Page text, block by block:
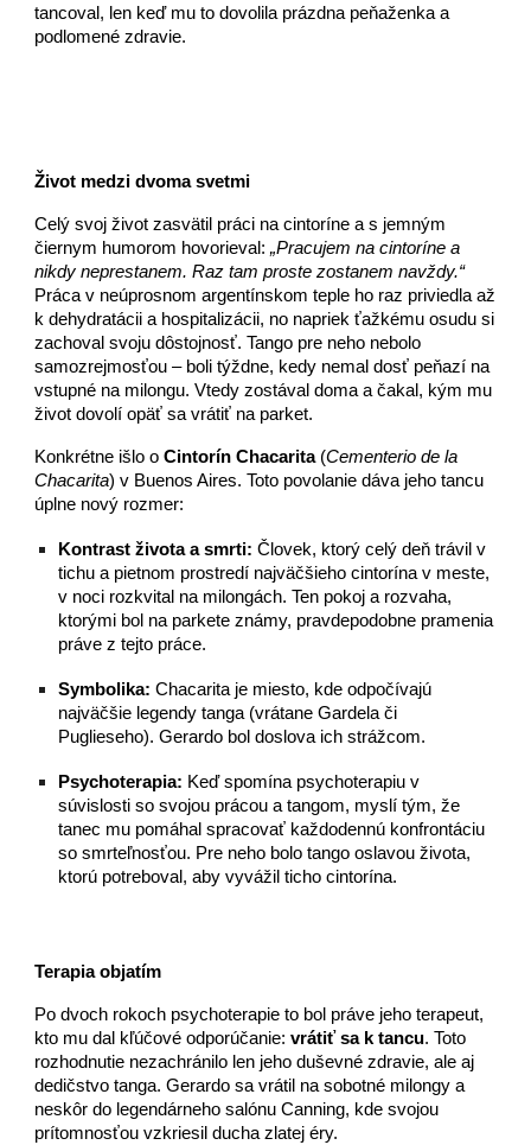
tancoval, len keď mu to dovolila prázdna peňaženka a
podlomené zdravie.
Život medzi dvoma svetmi
Celý svoj život zasvätil práci na cintoríne a s jemným
čiernym humorom hovorieval:„Pracujem na cintoríne a
nikdy neprestanem. Raz tam proste zostanem navždy.“
Práca v neúprosnom argentínskom teple ho raz priviedla až
k dehydratácii a hospitalizácii, no napriek ťažkému osudu si
zachoval svoju dôstojnosť. Tango pre neho nebolo
samozrejmosťou – boli týždne, kedy nemal dosť peňazí na
vstupné na milongu. Vtedy zostával doma a čakal, kým mu
život dovolí opäť sa vrátiť na parket.
Konkrétne išlo oCintorín Chacarita(Cementerio de la
Chacarita) v Buenos Aires. Toto povolanie dáva jeho tancu
úplne nový rozmer:
Kontrast života a smrti: Človek, ktorý celý deň trávil v
tichu a pietnom prostredí najväčšieho cintorína v meste,
v noci rozkvital na milongách. Ten pokoj a rozvaha,
ktorými bol na parkete známy, pravdepodobne pramenia
práve z tejto práce.
Symbolika: Chacarita je miesto, kde odpočívajú
najväčšie legendy tanga (vrátane Gardela či
Puglieseho). Gerardo bol doslova ich strážcom.
Psychoterapia: Keď spomína psychoterapiu v
súvislosti so svojou prácou a tangom, myslí tým, že
tanec mu pomáhal spracovať každodennú konfrontáciu
so smrteľnosťou. Pre neho bolo tango oslavou života,
ktorú potreboval, aby vyvážil ticho cintorína.
Terapia objatím
Po dvoch rokoch psychoterapie to bol práve jeho terapeut,
kto mu dal kľúčové odporúčanie:vrátiť sa k tancu. Toto
rozhodnutie nezachránilo len jeho duševné zdravie, ale aj
dedičstvo tanga. Gerardo sa vrátil na sobotné milongy a
neskôr do legendárneho salónu Canning, kde svojou
prítomnosťou vzkriesil ducha zlatej éry.